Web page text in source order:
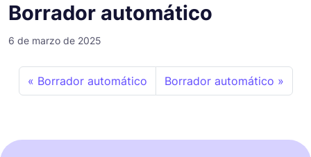
Borrador automático
6 de marzo de 2025
Borrador automático Borrador automático